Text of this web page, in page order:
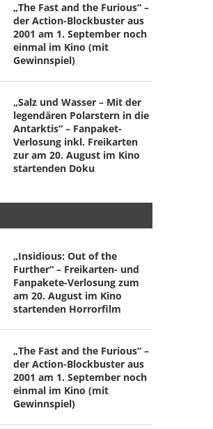
„The Fast and the Furious“ –
der Action-Blockbuster aus
2001 am 1. September noch
einmal im Kino (mit
Gewinnspiel)
„Salz und Wasser – Mit der
legendären Polarstern in die
Antarktis“ – Fanpaket-
Verlosung inkl. Freikarten
zur am 20. August im Kino
startenden Doku
„Insidious: Out of the
Further“ – Freikarten- und
Fanpakete-Verlosung zum
am 20. August im Kino
startenden Horrorfilm
„The Fast and the Furious“ –
der Action-Blockbuster aus
2001 am 1. September noch
einmal im Kino (mit
Gewinnspiel)